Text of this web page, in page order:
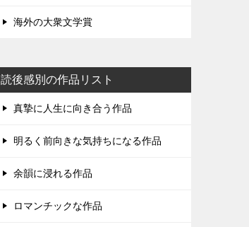
海外の大衆文学賞
読後感別の作品リスト
真摯に人生に向き合う作品
明るく前向きな気持ちになる作品
余韻に浸れる作品
ロマンチックな作品